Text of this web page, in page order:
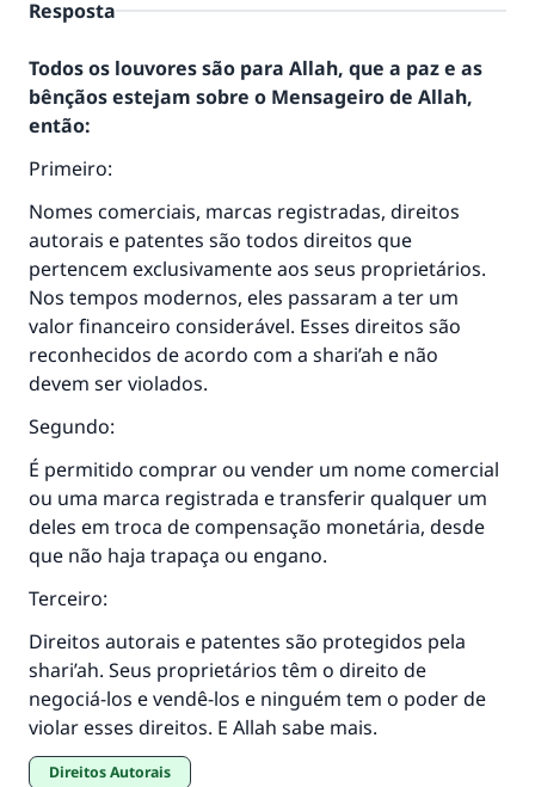
Resposta
Todos os louvores são para Allah, que a paz e as
bênçãos estejam sobre o Mensageiro de Allah,
então:
Primeiro:
Nomes comerciais, marcas registradas, direitos
autorais e patentes são todos direitos que
pertencem exclusivamente aos seus proprietários.
Nos tempos modernos, eles passaram a ter um
valor financeiro considerável. Esses direitos são
reconhecidos de acordo com a shari’ah e não
devem ser violados.
Segundo:
É permitido comprar ou vender um nome comercial
ou uma marca registrada e transferir qualquer um
deles em troca de compensação monetária, desde
que não haja trapaça ou engano.
Terceiro:
Direitos autorais e patentes são protegidos pela
shari’ah. Seus proprietários têm o direito de
negociá-los e vendê-los e ninguém tem o poder de
violar esses direitos. E Allah sabe mais.
Direitos Autorais
A resposta n° 110845 salvou um
casamento.
Ajude-nos a responder à Ummah
O Profeta ﷺ disse,
que é bom receberá a mesma recompensa
que aqueles que o fazem."
(MUSLIM, 1893)
CONTRIBUIR